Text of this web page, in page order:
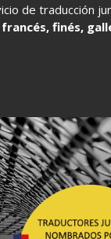
de traducción
francés, finés,